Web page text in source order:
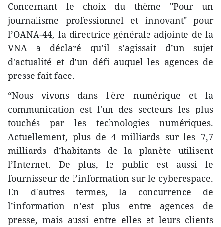
Concernant le choix du thème "Pour un
journalisme professionnel et innovant" pour
l’OANA-44, la directrice générale adjointe de la
VNA a déclaré qu’il s’agissait d’un sujet
d'actualité et d’un défi auquel les agences de
presse fait face.
“Nous vivons dans l'ère numérique et la
communication est l'un des secteurs les plus
touchés par les technologies numériques.
Actuellement, plus de 4 milliards sur les 7,7
milliards d’habitants de la planète utilisent
l’Internet. De plus, le public est aussi le
fournisseur de l’information sur le cyberespace.
En d’autres termes, la concurrence de
l’information n’est plus entre agences de
presse, mais aussi entre elles et leurs clients